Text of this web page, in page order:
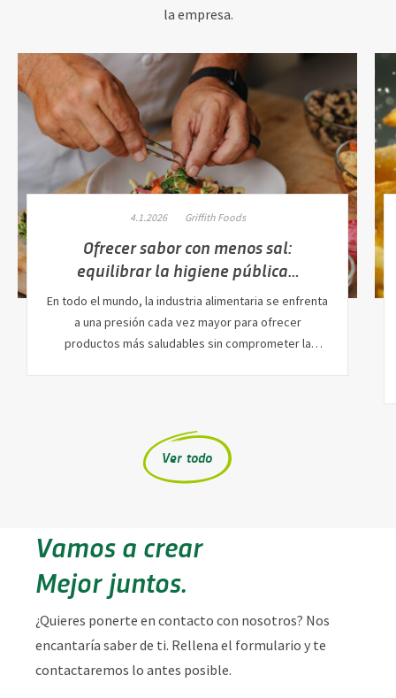
la empresa.
4.1.2026 Griffith Foods
Ofrecer sabor con menos sal:
equilibrar la higiene pública…
En todo el mundo, la industria alimentaria se enfrenta
a una presión cada vez mayor para ofrecer
productos más saludables sin comprometer la
Ver todo
Vamos a crear
Mejor juntos.
¿Quieres ponerte en contacto con nosotros? Nos
encantaría saber de ti. Rellena el formulario y te
contactaremos lo antes posible.